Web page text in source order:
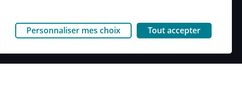
Plan du site
Accessibilité : non conforme
Personnaliser mes choix Tout accepter